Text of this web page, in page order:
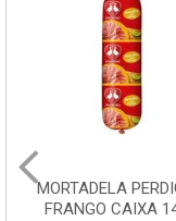
MORTADELA
FRANGO CAIXA